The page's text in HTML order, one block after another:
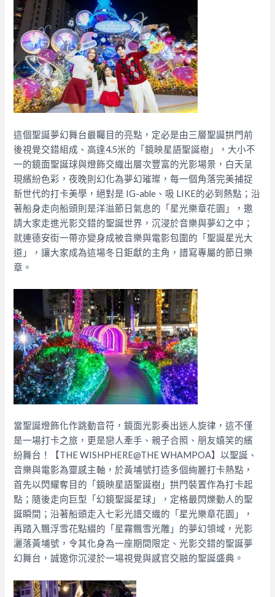
這個聖誕夢幻舞台最矚目的亮點，定必是由三層聖誕拱門前
後視覺交錯組成、高達4.5米的「鏡映星語聖誕樹」，大小不
一的鏡面聖誕球與燈飾交織出層次豐富的光影場景，白天呈
現繽紛色彩，夜晚則幻化為夢幻璀璨，每一個角落完美捕捉
新世代的打卡美學，絕對是 IG-able、吸 LIKE的必到熱點；沿
著船身走向船頭則是洋溢節日氣息的「星光樂章花園」，邀
請大家走進光影交錯的聖誕世界，沉浸於音樂與夢幻之中；
就連德安街一帶亦變身成被音樂與電影包圍的「聖誕星光大
道」，讓大家成為這場冬日鉅獻的主角，譜寫專屬的節日樂
章。
當聖誕燈飾化作跳動音符，鏡面光影奏出迷人旋律，這不僅
是一場打卡之旅，更是戀人牽手、親子合照、朋友嬉笑的繽
紛舞台！【THE WISHPHERE@THE WHAMPOA】以聖誕、
音樂與電影為靈感主軸，於黃埔號打造多個絢麗打卡熱點，
首先以閃耀奪目的「鏡映星語聖誕樹」拱門裝置作為打卡起
點；隨後走向巨型「幻鏡聖誕星球」，定格最閃爍動人的聖
誕瞬間；沿著船頭走入七彩光譜交織的「星光樂章花園」，
再踏入飄浮雪花點綴的「星霧飄雪光雕」的夢幻領域，光影
灑落黃埔號，令其化身為一座期間限定、光影交錯的聖誕夢
幻舞台，誠邀你沉浸於一場視覺與感官交融的聖誕盛典。